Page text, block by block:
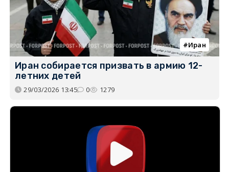
Иран
Иран собирается призвать в армию 12-
летних детей
29/03/2026 13:45 0 1279